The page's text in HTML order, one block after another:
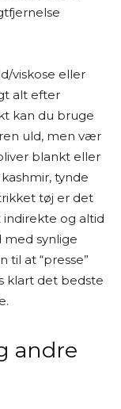
viskose eller
alt efter
kan du bruge
uld, men vær
blankt eller
tynde
tøj er det
og altid
med synlige
at “presse”
klart det bedste
andre